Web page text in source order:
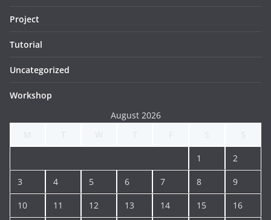
Project
Tutorial
Uncategorized
Workshop
August 2026
1 2
3 4 5 6 7 8 9
10 11 12 13 14 15 16